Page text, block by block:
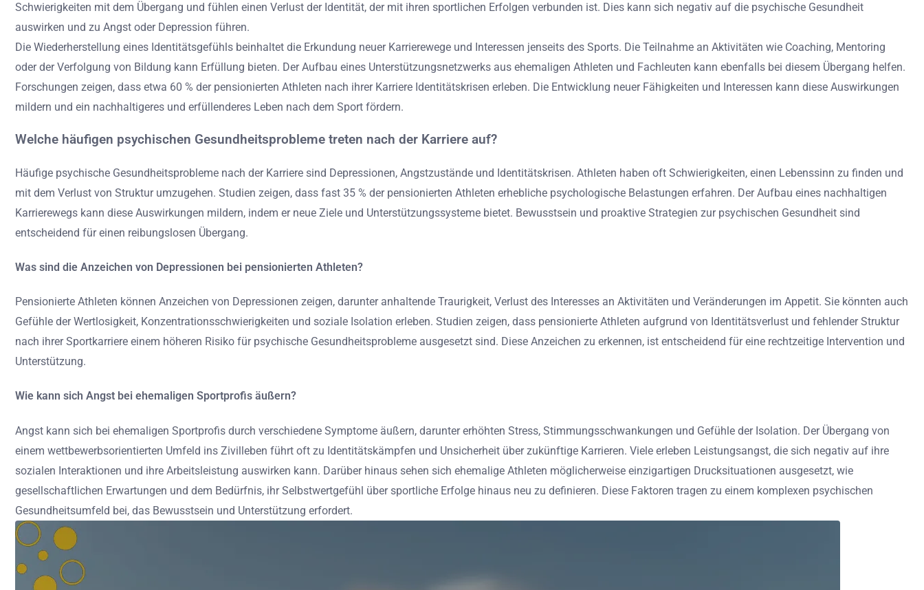
Schwierigkeiten mit dem Übergang und fühlen einen Verlust der Identität, der mit ihren sportlichen Erfolgen verbunden ist. Dies kann sich negativ auf die psychische Gesundheit
auswirken und zu Angst oder Depression führen.
Die Wiederherstellung eines Identitätsgefühls beinhaltet die Erkundung neuer Karrierewege und Interessen jenseits des Sports. Die Teilnahme an Aktivitäten wie Coaching, Mentoring
oder der Verfolgung von Bildung kann Erfüllung bieten. Der Aufbau eines Unterstützungsnetzwerks aus ehemaligen Athleten und Fachleuten kann ebenfalls bei diesem Übergang helfen.
Forschungen zeigen, dass etwa 60 % der pensionierten Athleten nach ihrer Karriere Identitätskrisen erleben. Die Entwicklung neuer Fähigkeiten und Interessen kann diese Auswirkungen
mildern und ein nachhaltigeres und erfüllenderes Leben nach dem Sport fördern.
Welche häufigen psychischen Gesundheitsprobleme treten nach der Karriere auf?
Häufige psychische Gesundheitsprobleme nach der Karriere sind Depressionen, Angstzustände und Identitätskrisen. Athleten haben oft Schwierigkeiten, einen Lebenssinn zu finden und
mit dem Verlust von Struktur umzugehen. Studien zeigen, dass fast 35 % der pensionierten Athleten erhebliche psychologische Belastungen erfahren. Der Aufbau eines nachhaltigen
Karrierewegs kann diese Auswirkungen mildern, indem er neue Ziele und Unterstützungssysteme bietet. Bewusstsein und proaktive Strategien zur psychischen Gesundheit sind
entscheidend für einen reibungslosen Übergang.
Was sind die Anzeichen von Depressionen bei pensionierten Athleten?
Pensionierte Athleten können Anzeichen von Depressionen zeigen, darunter anhaltende Traurigkeit, Verlust des Interesses an Aktivitäten und Veränderungen im Appetit. Sie könnten auch
Gefühle der Wertlosigkeit, Konzentrationsschwierigkeiten und soziale Isolation erleben. Studien zeigen, dass pensionierte Athleten aufgrund von Identitätsverlust und fehlender Struktur
nach ihrer Sportkarriere einem höheren Risiko für psychische Gesundheitsprobleme ausgesetzt sind. Diese Anzeichen zu erkennen, ist entscheidend für eine rechtzeitige Intervention und
Unterstützung.
Wie kann sich Angst bei ehemaligen Sportprofis äußern?
Angst kann sich bei ehemaligen Sportprofis durch verschiedene Symptome äußern, darunter erhöhten Stress, Stimmungsschwankungen und Gefühle der Isolation. Der Übergang von
einem wettbewerbsorientierten Umfeld ins Zivilleben führt oft zu Identitätskämpfen und Unsicherheit über zukünftige Karrieren. Viele erleben Leistungsangst, die sich negativ auf ihre
sozialen Interaktionen und ihre Arbeitsleistung auswirken kann. Darüber hinaus sehen sich ehemalige Athleten möglicherweise einzigartigen Drucksituationen ausgesetzt, wie
gesellschaftlichen Erwartungen und dem Bedürfnis, ihr Selbstwertgefühl über sportliche Erfolge hinaus neu zu definieren. Diese Faktoren tragen zu einem komplexen psychischen
Gesundheitsumfeld bei, das Bewusstsein und Unterstützung erfordert.